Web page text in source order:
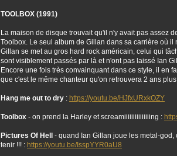
TOOLBOX (1991)
La maison de disque trouvait qu'il n'y avait pas assez
Toolbox. Le seul album de Gillan dans sa carrière où il
Gillan se met au gros hard rock américain, celui qui
sont visiblement passés par là et n'ont pas laissé Ian
Encore une fois très convainquant dans ce style, il en
que c'est le même chanteur qu'on retrouvera 2 ans
Hang me out to dry : https://youtu.be/HJfxURxkOZY
Toolbox - on prend la Harley et screamiiiiiiiiiiiiiiing :
Pictures Of Hell
- quand Ian Gillan joue les metal-god,
tenir !!! : https://youtu.be/IsspYYR0aU8